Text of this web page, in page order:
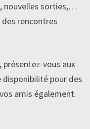
nouvelles sorties,…
rencontres
présentez-vous aux
pour des
amis également.